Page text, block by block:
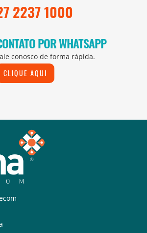
2237 1000
POR WHATSAPP
conosco de forma rápida.
CLIQUE AQUI